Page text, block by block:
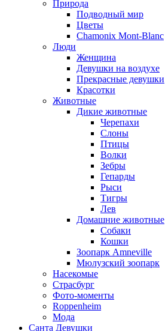
Природа
Подводный мир
Цветы
Chamonix Mont-Blanc
Люди
Женщина
Девушки на воздухе
Прекрасные девушки
Красотки
Животные
Дикие животные
Черепахи
Слоны
Птицы
Волки
Зебры
Гепарды
Рыси
Тигры
Лев
Домашние животные
Собаки
Кошки
Зоопарк Amneville
Мюлузский зоопарк
Насекомые
Страсбург
Фото-моменты
Roppenheim
Мода
Санта Девушки